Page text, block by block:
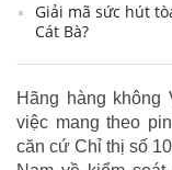
Giải mã sức hút
Cát Bà?
Hãng hàng
việc mang theo
căn cứ Chỉ thị số